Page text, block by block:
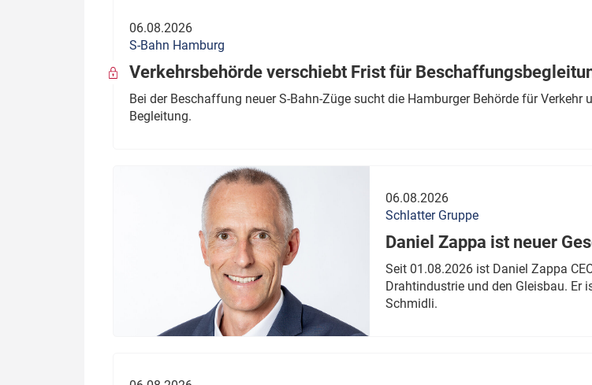
06.08.2026
S-Bahn Hamburg
Verkehrsbehörde verschiebt Frist für
Bei der Beschaffung neuer S-Bahn-Züge sucht die Hamburger Behörde für
Begleitung.
06.08.2026
Schlatter Gruppe
Daniel Zappa ist neuer
Seit 01.08.2026 ist Daniel Zappa
Drahtindustrie und den Gleisbau. Er
Schmidli.